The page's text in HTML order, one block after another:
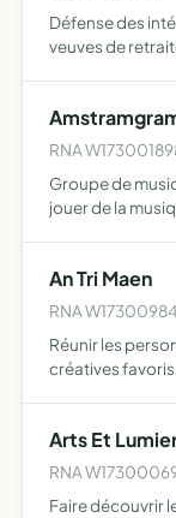
Défense des
veuves de
RNA
Groupe de
jouer de la
An Tri Maen
RNA
Réunir les
créatives
Arts Et
RNA
Faire découvrir